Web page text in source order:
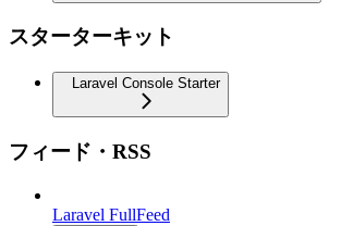
スターターキット
Laravel Console Starter
フィード・RSS
Laravel FullFeed